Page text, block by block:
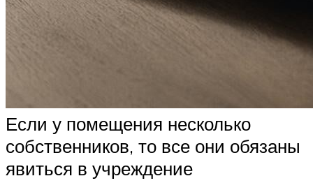
Если у помещения несколько
собственников, то все они обязаны
явиться в учреждение